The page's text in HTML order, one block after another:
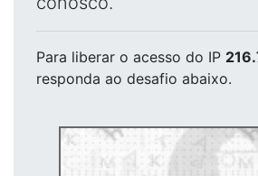
Para liberar o acesso do IP
responda ao desafio abaixo.